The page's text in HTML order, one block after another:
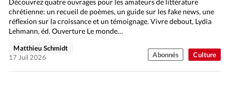
Culture
Découvrez quatre ouvrages pour les amateurs de littérature
chrétienne: un recueil de poèmes, un guide sur les fake news, une
réflexion sur la croissance et un témoignage. Vivre debout, Lydia
Lehmann, éd. Ouverture Le monde…
Matthieu Schmidt
17 Juil 2026
Abonnés